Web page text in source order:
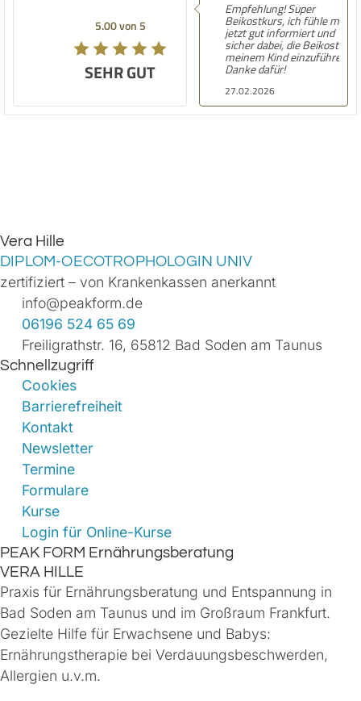
5.00 von 5
SEHR GUT
27.02.2026
Empfehlung! Super
Beikostkurs, ich fühle mich
jetzt gut informiert und
sicher dabei, die Beikost bei
meinem Kind einzuführen.
Danke dafür!
Vera Hille
DIPLOM-OECOTROPHOLOGIN UNIV
zertifiziert – von Krankenkassen anerkannt
info@peakform.de
06196 524 65 69
Freiligrathstr. 16, 65812 Bad Soden am Taunus
Schnellzugriff
Cookies
Barrierefreiheit
Kontakt
Newsletter
Termine
Formulare
Kurse
Login für Online-Kurse
PEAK FORM Ernährungsberatung
VERA HILLE
Praxis für Ernährungsberatung und Entspannung in
Bad Soden am Taunus und im Großraum Frankfurt.
Gezielte Hilfe für Erwachsene und Babys:
Ernährungstherapie bei Verdauungsbeschwerden,
Allergien u.v.m.